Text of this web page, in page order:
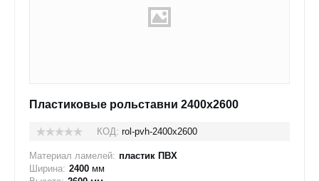
Пластиковые рольставни 2400x2600
КОД: rol-pvh-2400x2600
Материал ламелей: пластик ПВХ
Ширина: 2400 мм